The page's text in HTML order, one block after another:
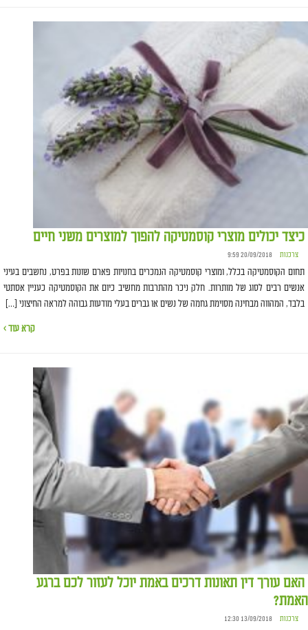
כיצד יכולים מוצרי קוסמטיקה להפוך למוצרים משני חיים
צרכנות 20/09/2018 9:59
תחום הקוסמטיקה בכלל, ומוצרי קוסמטיקה הנמכרים בחנויות פארם שונות בפרט, נחשבים בעיני
אנשים רבים לסוג של מותרות. חלק ניכר מהתרבות מחשיב כיום את הקוסמטיקה כעניין אסתטי
בלבד, המהווה מבחינה מסוימת גחמה של נשים או גברים בעלי מודעות גבוהה למראה החיצוני […]
קרא עוד ›
האם עורך דין תאונות דרכים באמת יוכל לעזור לכם ברגע
האמת?
צרכנות 13/09/2018 12:30